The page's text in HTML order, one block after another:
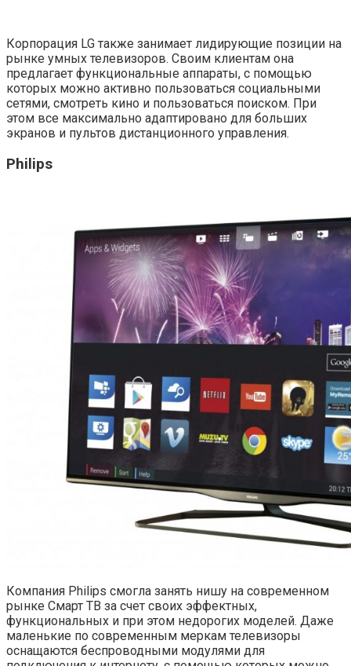
Корпорация LG также занимает лидирующие позиции на
рынке умных телевизоров. Своим клиентам она
предлагает функциональные аппараты, с помощью
которых можно активно пользоваться социальными
сетями, смотреть кино и пользоваться поиском. При
этом все максимально адаптировано для больших
экранов и пультов дистанционного управления.
Philips
Компания Philips смогла занять нишу на современном
рынке Смарт ТВ за счет своих эффектных,
функциональных и при этом недорогих моделей. Даже
маленькие по современным меркам телевизоры
оснащаются беспроводными модулями для